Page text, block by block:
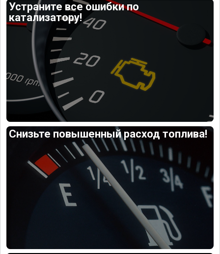
Устраните все ошибки по
катализатору!
Снизьте повышенный расход топлива!